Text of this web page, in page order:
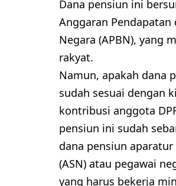
Dana pensiun ini
Anggaran Pendapatan
Negara (APBN), yang
rakyat.
Namun, apakah dana
sudah sesuai dengan
kontribusi anggota
pensiun ini sudah
dana pensiun
(ASN) atau pegawai
yang harus bekerja